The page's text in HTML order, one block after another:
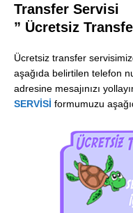
Transfer Servisi
” Ücretsiz
Ücretsiz transfer
aşağıda belirtilen telefon
adresine mesajınızı
SERVİSİ formumuzu